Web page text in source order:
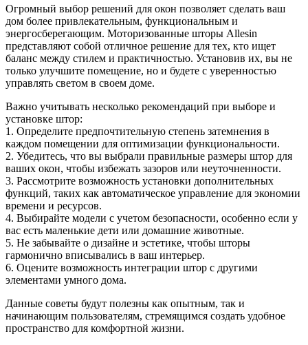
Огромный выбор решений для окон позволяет сделать ваш
дом более привлекательным, функциональным и
энергосберегающим. Моторизованные шторы Allesin
представляют собой отличное решение для тех, кто ищет
баланс между стилем и практичностью. Установив их, вы не
только улучшите помещение, но и будете с уверенностью
управлять светом в своем доме.
Важно учитывать несколько рекомендаций при выборе и
установке штор:
1. Определите предпочтительную степень затемнения в
каждом помещении для оптимизации функциональности.
2. Убедитесь, что вы выбрали правильные размеры штор для
ваших окон, чтобы избежать зазоров или неуточненности.
3. Рассмотрите возможность установки дополнительных
функций, таких как автоматическое управление для экономии
времени и ресурсов.
4. Выбирайте модели с учетом безопасности, особенно если у
вас есть маленькие дети или домашние животные.
5. Не забывайте о дизайне и эстетике, чтобы шторы
гармонично вписывались в ваш интерьер.
6. Оцените возможность интеграции штор с другими
элементами умного дома.
Данные советы будут полезны как опытным, так и
начинающим пользователям, стремящимся создать удобное
пространство для комфортной жизни.